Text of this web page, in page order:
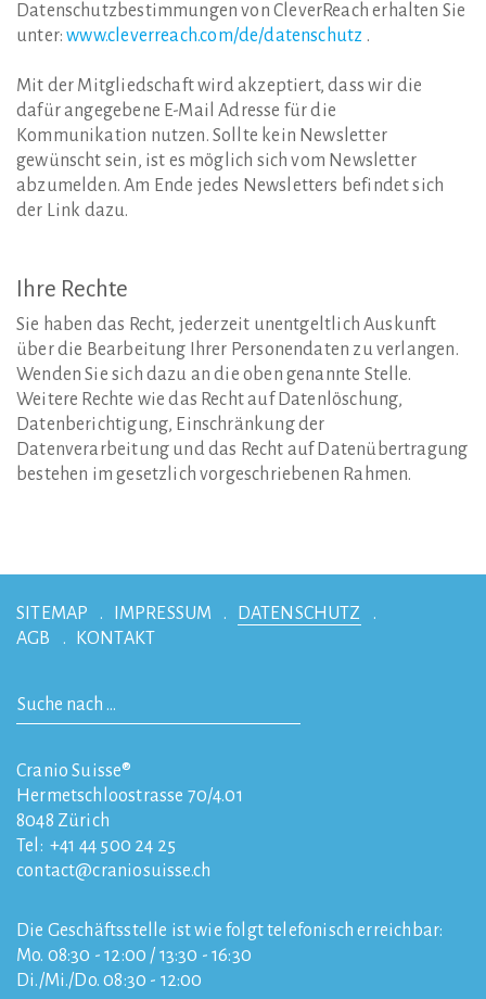
Datenschutzbestimmungen von CleverReach erhalten Sie
unter:www.cleverreach.com/de/datenschutz .
Mit der Mitgliedschaft wird akzeptiert, dass wir die
dafür angegebene E-Mail Adresse für die
Kommunikation nutzen. Sollte kein Newsletter
gewünscht sein, ist es möglich sich vom Newsletter
abzumelden. Am Ende jedes Newsletters befindet sich
der Link dazu.
Ihre Rechte
Sie haben das Recht, jederzeit unentgeltlich Auskunft
über die Bearbeitung Ihrer Personendaten zu verlangen.
Wenden Sie sich dazu an die oben genannte Stelle.
Weitere Rechte wie das Recht auf Datenlöschung,
Datenberichtigung, Einschränkung der
Datenverarbeitung und das Recht auf Datenübertragung
bestehen im gesetzlich vorgeschriebenen Rahmen.
SITEMAP IMPRESSUM
DATENSCHUTZ
AGB
KONTAKT
Cranio Suisse®
Hermetschloostrasse 70/4.01
8048 Zürich
Tel: +41 44 500 24 25
contact
craniosuisse.ch
Die Geschäftsstelle ist wie folgt telefonisch erreichbar:
Mo. 08:30 - 12:00 / 13:30 - 16:30
Di./Mi./Do. 08:30 - 12:00